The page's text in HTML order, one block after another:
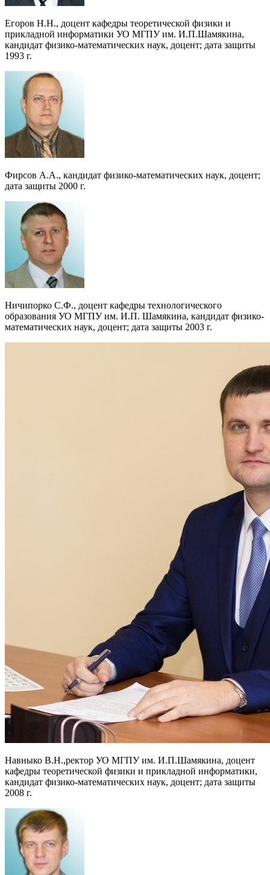
Егоров Н.Н., доцент кафедры теоретической физики и
прикладной информатики УО МГПУ им. И.П.Шамякина,
кандидат физико-математических наук, доцент; дата защиты
1993 г.
Фирсов А.А., кандидат физико-математических наук, доцент;
дата защиты 2000 г.
Ничипорко С.Ф., доцент кафедры технологического
образования УО МГПУ им. И.П. Шамякина, кандидат физико-
математических наук, доцент; дата защиты 2003 г.
Навныко В.Н.,ректор УО МГПУ им. И.П.Шамякина, доцент
кафедры теоретической физики и прикладной информатики,
кандидат физико-математических наук, доцент; дата защиты
2008 г.